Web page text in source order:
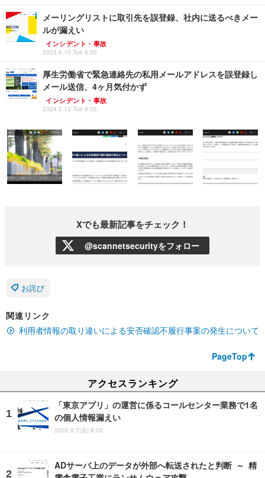
メーリングリストに取引先を誤登録、社内に送るべきメー
ルが漏えい
インシデント・事故
2025.6.10 Tue 8:05
厚生労働省で緊急連絡先の私用メールアドレスを誤登録し
メール送信、4ヶ月気付かず
インシデント・事故
2024.2.13 Tue 8:05
Xでも最新記事をチェック！
@scannetsecurityをフォロー
お詫び
関連リンク
利用者情報の取り違いによる安否確認不履行事案の発生について
PageTop
アクセスランキング
「東京アプリ」の運営に係るコールセンター業務で1名
の個人情報漏えい
2026.8.7(金) 8:05
ADサーバ上のデータが外部へ転送されたと判断 ～ 精